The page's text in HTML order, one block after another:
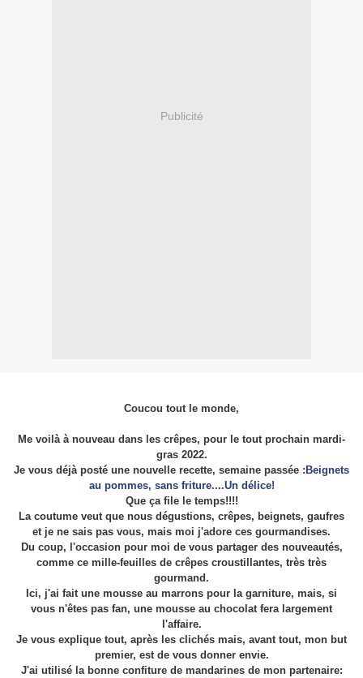
Publicité
Coucou tout le monde,
Me voilà à nouveau dans les crêpes, pour le tout prochain mardi-
gras 2022.
Je vous déjà posté une nouvelle recette, semaine passée : Beignets
au pommes, sans friture....Un délice!
Que ça file le temps!!!!
La coutume veut que nous dégustions, crêpes, beignets, gaufres
et je ne sais pas vous, mais moi j'adore ces gourmandises.
Du coup, l'occasion pour moi de vous partager des nouveautés,
comme ce mille-feuilles de crêpes croustillantes, très très
gourmand.
Ici, j'ai fait une mousse au marrons pour la garniture, mais, si
vous n'êtes pas fan, une mousse au chocolat fera largement
l'affaire.
Je vous explique tout, après les clichés mais, avant tout, mon but
premier, est de vous donner envie.
J'ai utilisé la bonne confiture de mandarines de mon partenaire: